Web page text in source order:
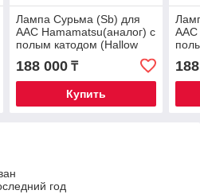
Лампа Сурьма (Sb) для
ААС Hamamatsu(аналог) с
полым катодом (Hallow
Catode Lamp)
188 000₸
Купить
ААС
год